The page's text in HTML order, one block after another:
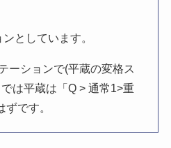
としています。
ーションで(平蔵の変格ス
は平蔵は「Q > 通常1>重
です。